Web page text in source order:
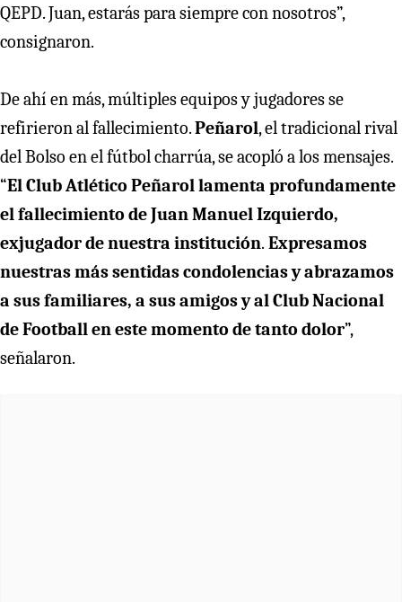
QEPD. Juan, estarás para siempre con nosotros”,
consignaron.
De ahí en más, múltiples equipos y jugadores se
refirieron al fallecimiento.Peñarol, el tradicional rival
del Bolso en el fútbol charrúa, se acopló a los mensajes.
“El Club Atlético Peñarol lamenta profundamente
el fallecimiento de Juan Manuel Izquierdo,
exjugador de nuestra institución. Expresamos
nuestras más sentidas condolencias y abrazamos
a sus familiares, a sus amigos y al Club Nacional
de Football en este momento de tanto dolor”,
señalaron.